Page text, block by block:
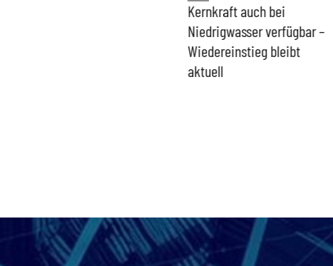
Kernkraft auch bei
Niedrigwasser verfügbar –
Wiedereinstieg bleibt
aktuell